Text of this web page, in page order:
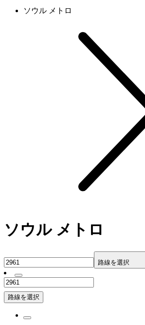
ソウル メトロ
ソウル メトロ
路線を選択
路線を選択